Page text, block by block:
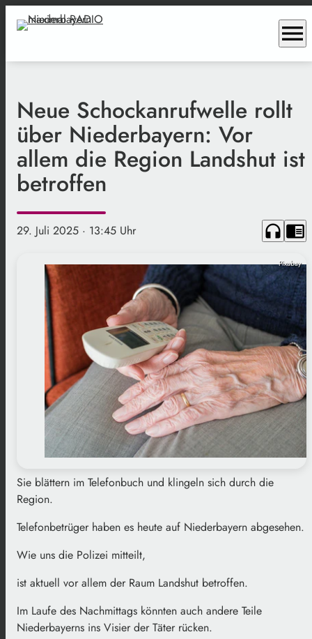
menu
Neue Schockanrufwelle rollt
über Niederbayern: Vor
allem die Region Landshut ist
betroffen
29. Juli 2025 · 13:45 Uhr headphones chrome_reader_mode
Pixabay
Sie blättern im Telefonbuch und klingeln sich durch die
Region.
Telefonbetrüger haben es heute auf Niederbayern abgesehen.
Wie uns die Polizei mitteilt,
ist aktuell vor allem der Raum Landshut betroffen.
Im Laufe des Nachmittags könnten auch andere Teile
Niederbayerns ins Visier der Täter rücken.